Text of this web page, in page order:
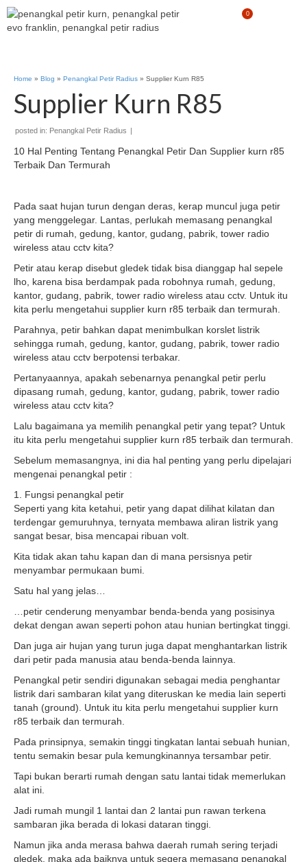
0
Home » Blog » Penangkal Petir Radius » Supplier Kurn R85
Supplier Kurn R85
posted in: Penangkal Petir Radius |
10 Hal Penting Tentang Penangkal Petir Dan Supplier kurn r85
Terbaik Dan Termurah
Pada saat hujan turun dengan deras, kerap muncul juga petir
yang menggelegar. Lantas, perlukah memasang penangkal
petir di rumah, gedung, kantor, gudang, pabrik, tower radio
wireless atau cctv kita?
Petir atau kerap disebut gledek tidak bisa dianggap hal sepele
lho, karena bisa berdampak pada robohnya rumah, gedung,
kantor, gudang, pabrik, tower radio wireless atau cctv. Untuk itu
kita perlu mengetahui supplier kurn r85 terbaik dan termurah.
Parahnya, petir bahkan dapat menimbulkan korslet listrik
sehingga rumah, gedung, kantor, gudang, pabrik, tower radio
wireless atau cctv berpotensi terbakar.
Pertanyaannya, apakah sebenarnya penangkal petir perlu
dipasang rumah, gedung, kantor, gudang, pabrik, tower radio
wireless atau cctv kita?
Lalu bagaimana ya memilih penangkal petir yang tepat? Untuk
itu kita perlu mengetahui supplier kurn r85 terbaik dan termurah.
Sebelum memasangnya, ini dia hal penting yang perlu dipelajari
mengenai penangkal petir :
1. Fungsi penangkal petir
Seperti yang kita ketahui, petir yang dapat dilihat kilatan dan
terdengar gemuruhnya, ternyata membawa aliran listrik yang
sangat besar, bisa mencapai ribuan volt.
Kita tidak akan tahu kapan dan di mana persisnya petir
menyambar permukaan bumi.
Satu hal yang jelas…
…petir cenderung menyambar benda-benda yang posisinya
dekat dengan awan seperti pohon atau hunian bertingkat tinggi.
Dan juga air hujan yang turun juga dapat menghantarkan listrik
dari petir pada manusia atau benda-benda lainnya.
Penangkal petir sendiri digunakan sebagai media penghantar
listrik dari sambaran kilat yang diteruskan ke media lain seperti
tanah (ground). Untuk itu kita perlu mengetahui supplier kurn
r85 terbaik dan termurah.
Pada prinsipnya, semakin tinggi tingkatan lantai sebuah hunian,
tentu semakin besar pula kemungkinannya tersambar petir.
Tapi bukan berarti rumah dengan satu lantai tidak memerlukan
alat ini.
Jadi rumah mungil 1 lantai dan 2 lantai pun rawan terkena
sambaran jika berada di lokasi dataran tinggi.
Namun jika anda merasa bahwa daerah rumah sering terjadi
gledek, maka ada baiknya untuk segera memasang penangkal